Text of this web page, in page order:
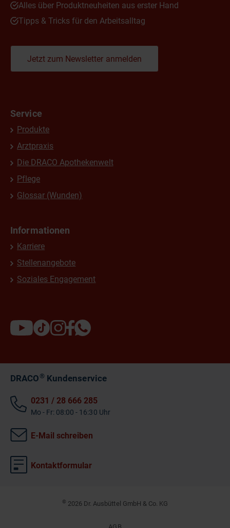
Alles über Produktneuheiten aus erster Hand
Tipps & Tricks für den Arbeitsalltag
Jetzt zum Newsletter anmelden
Service
Produkte
Arztpraxis
Die DRACO Apothekenwelt
Pflege
Glossar (Wunden)
Informationen
Karriere
Stellenangebote
Soziales Engagement
DRACO®Kundenservice
0231 / 28 666 285
Mo - Fr: 08:00 - 16:30 Uhr
E-Mail schreiben
Kontaktformular
© 2026 Dr. Ausbüttel GmbH & Co. KG